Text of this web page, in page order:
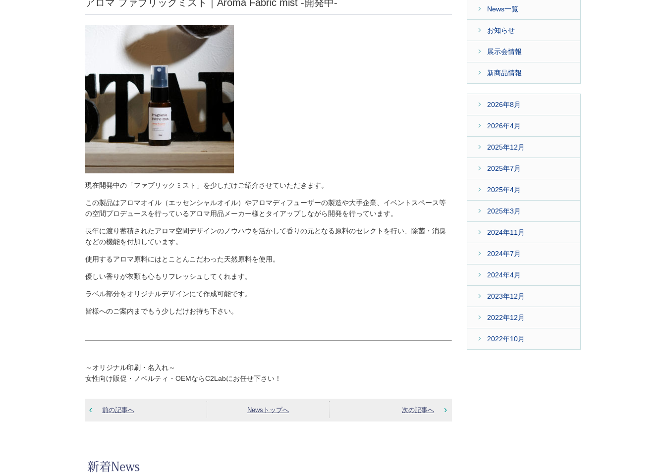
アロマ ファブリックミスト｜Aroma Fabric mist -開発中-
現在開発中の「ファブリックミスト」を少しだけご紹介させていただきます。
この製品はアロマオイル（エッセンシャルオイル）やアロマディフューザーの製造や大手企業、イベントスペース等
の空間プロデュースを行っているアロマ用品メーカー様とタイアップしながら開発を行っています。
長年に渡り蓄積されたアロマ空間デザインのノウハウを活かして香りの元となる原料のセレクトを行い、除菌・消臭
などの機能を付加しています。
使用するアロマ原料にはとことんこだわった天然原料を使用。
優しい香りが衣類も心もリフレッシュしてくれます。
ラベル部分をオリジナルデザインにて作成可能です。
皆様へのご案内までもう少しだけお持ち下さい。
～オリジナル印刷・名入れ～
女性向け販促・ノベルティ・OEMならC2Labにお任せ下さい！
前の記事へ Newsトップへ 次の記事へ
News一覧
お知らせ
展示会情報
新商品情報
2026年8月
2026年4月
2025年12月
2025年7月
2025年4月
2025年3月
2024年11月
2024年7月
2024年4月
2023年12月
2022年12月
2022年10月